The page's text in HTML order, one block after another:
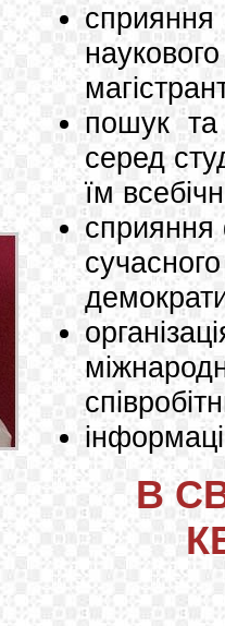
пошук та
серед
їм
сприяння
В